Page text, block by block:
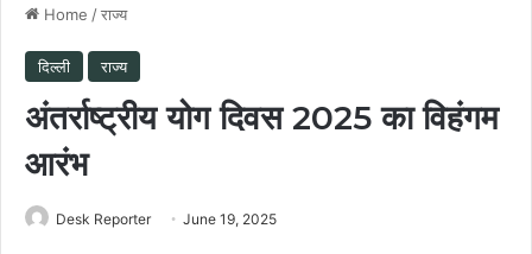
Home /राज्य
दिल्ली राज्य
अंतर्राष्ट्रीय योग दिवस 2025 का विहंगम
आरंभ
Desk Reporter June 19, 2025